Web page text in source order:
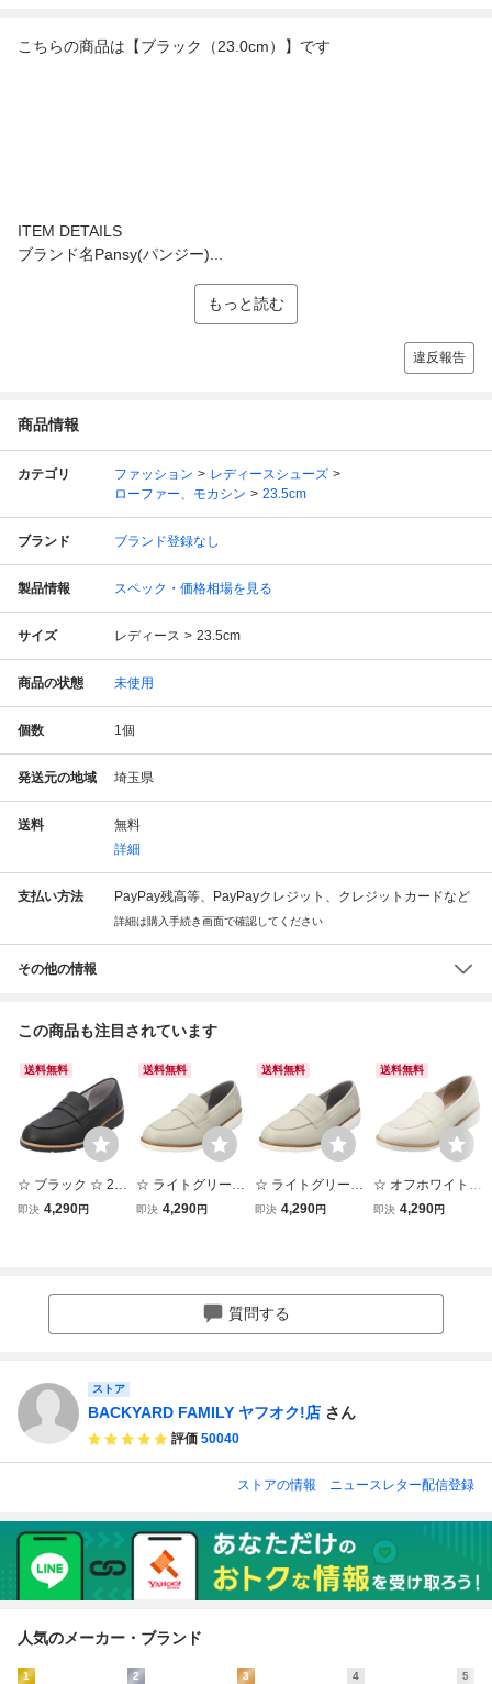
こちらの商品は【ブラック（23.0cm）】です
ITEM DETAILS
ブランド名Pansy(パンジー)...
もっと読む
違反報告
商品情報
カテゴリ ファッション
レディースシューズ
ローファー、モカシン
23.5cm
ブランド ブランド登録なし
製品情報 スペック・価格相場を見る
サイズ レディース 23.5cm
商品の状態 未使用
個数 1個
発送元の地域 埼玉県
送料
無料
詳細
支払い方法 PayPay残高等、PayPayクレジット、クレジットカードなど
詳細は購入手続き画面で確認してください
その他の情報
この商品も注目されています
送料無料
☆ ブラック ☆ 23.
0cm ☆ Pansy パ
即決 4,290円
送料無料
☆ ライトグリーン
☆ 23.0cm ☆ Pan
Pansy ローファー
即決 4,290円
送料無料
☆ ライトグリーン
☆ 24.0cm ☆ Pan
Pansy ローファー
スリッポン
即決 4,290円
送料無料
☆ オフホワイト
☆ 24.5cm ☆ Pan
即決 4,290円
質問する
ストア
BACKYARD FAMILY ヤフオク!店 さん
評価 50040
ストアの情報 ニュースレター配信登録
人気のメーカー・ブランド
1 2 3 4 5